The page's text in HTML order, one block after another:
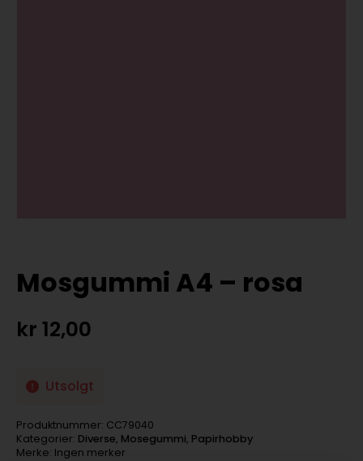
Mosgummi A4 – rosa
kr 12,00
Utsolgt
Produktnummer: CC79040
Kategorier: Diverse, Mosegummi, Papirhobby
Merke: Ingen merker